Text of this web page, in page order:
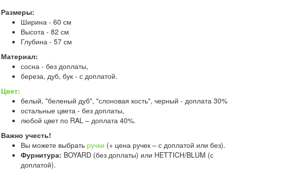
Размеры:
Ширина - 60 см
Высота - 82 см
Глубина - 57 см
Материал:
сосна - без доплаты,
береза, дуб, бук - с доплатой.
Цвет:
белый, "беленый дуб", "слоновая кость", черный - доплата 30%
остальные цвета - без доплаты,
любой цвет по RAL – доплата 40%.
Важно учесть!
Вы можете выбрать ручки (+ цена ручек – с доплатой или без).
Фурнитура: BOYARD (без доплаты) или HETTICH/BLUM (с
доплатой).